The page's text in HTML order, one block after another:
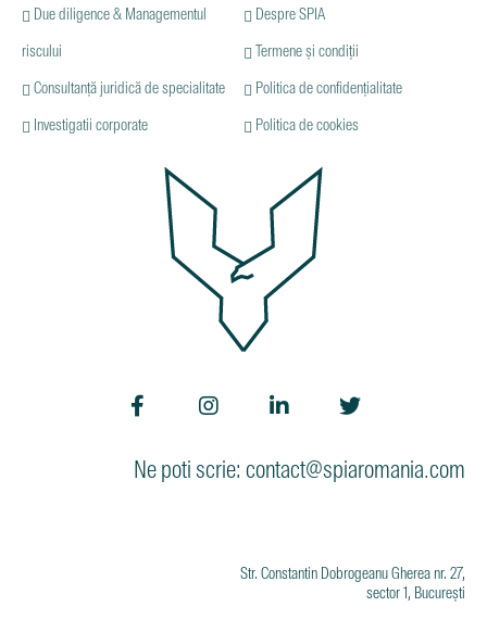
Due diligence & Managementul
riscului
Despre SPIA
Termene și condiții
Consultanță juridică de specialitate Politica de confidențialitate
Investigatii corporate Politica de cookies
Ne poti scrie: contact@spiaromania.com
Str. Constantin Dobrogeanu Gherea nr. 27,
sector 1, București